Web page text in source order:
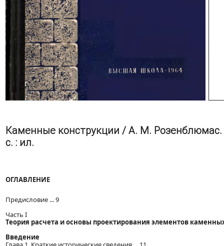
Каменные конструкции / А. М.
с. : ил.
ОГЛАВЛЕНИЕ
Предисловие ... 9
Часть I
Теория расчета и основы проектирования элементов
Введение